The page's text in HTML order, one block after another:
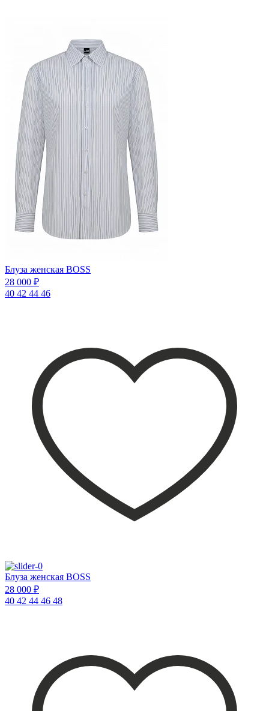
Блуза женская BOSS
28 000 ₽
40 42 44 46
Блуза женская BOSS
28 000 ₽
40 42 44 46 48